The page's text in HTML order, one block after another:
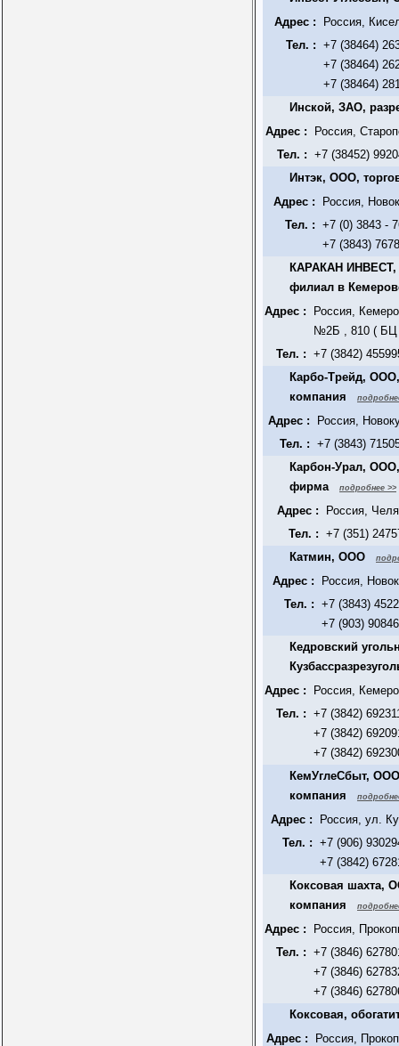
Адрес :
Россия,
Тел. : +7 (38464)
+7 (38464)
+7 (38464)
Инской, ЗАО,
Адрес :
Россия,
Тел. : +7 (38452)
Интэк, ООО,
Адрес :
Россия,
Тел. : +7 (0) 3843 -
+7 (3843)
КАРАКАН ИНВЕСТ,
филиал в
Адрес :
Россия,
№2Б , 810 ( БЦ
Тел. : +7 (3842)
Карбо-Трейд,
компания
Адрес :
Россия,
Тел. : +7 (3843)
Карбон-Урал,
фирма
подробнее >>
Адрес :
Россия,
Тел. : +7 (351)
Катмин, ООО
Адрес :
Россия,
Тел. : +7 (3843)
+7 (903)
Кедровский
Адрес :
Россия,
Тел. : +7 (3842)
+7 (3842)
+7 (3842)
КемУглеСбыт,
компания
Адрес :
Россия, ул.
Тел. : +7 (906)
+7 (3842)
Коксовая шахта,
компания
Адрес :
Россия,
Тел. : +7 (3846)
+7 (3846)
+7 (3846)
Коксовая,
Адрес :
Россия,